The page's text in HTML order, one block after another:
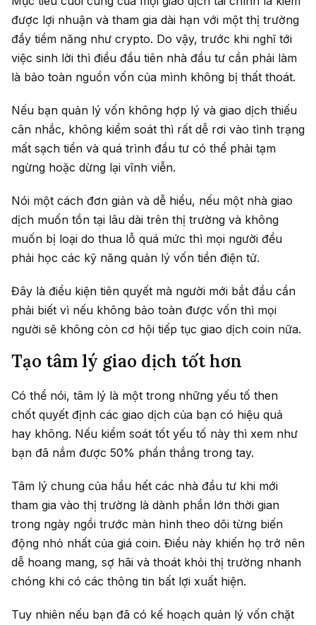
được lợi nhuận và tham gia dài hạn với một thị trường
đầy tiềm năng như crypto. Do vậy, trước khi nghĩ tới
việc sinh lời thì điều đầu tiên nhà đầu tư cần phải làm
là bảo toàn nguồn vốn của mình không bị thất thoát.
Nếu bạn quản lý vốn không hợp lý và giao dịch thiếu
cân nhắc, không kiểm soát thì rất dễ rơi vào tình trạng
mất sạch tiền và quá trình đầu tư có thể phải tạm
ngừng hoặc dừng lại vĩnh viễn.
Nói một cách đơn giản và dễ hiểu, nếu một nhà giao
dịch muốn tồn tại lâu dài trên thị trường và không
muốn bị loại do thua lỗ quá mức thì mọi người đều
phải học các kỹ năng quản lý vốn tiền điện tử.
Đây là điều kiện tiên quyết mà người mới bắt đầu cần
phải biết vì nếu không bảo toàn được vốn thì mọi
người sẽ không còn cơ hội tiếp tục giao dịch coin nữa.
Tạo tâm lý giao dịch tốt hơn
Có thể nói, tâm lý là một trong những yếu tố then
chốt quyết định các giao dịch của bạn có hiệu quả
hay không. Nếu kiểm soát tốt yếu tố này thì xem như
bạn đã nắm được 50% phần thắng trong tay.
Tâm lý chung của hầu hết các nhà đầu tư khi mới
tham gia vào thị trường là dành phần lớn thời gian
trong ngày ngồi trước màn hình theo dõi từng biến
động nhỏ nhất của giá coin. Điều này khiến họ trở nên
dễ hoang mang, sợ hãi và thoát khỏi thị trường nhanh
chóng khi có các thông tin bất lợi xuất hiện.
Tuy nhiên nếu bạn đã có kế hoạch quản lý vốn chặt